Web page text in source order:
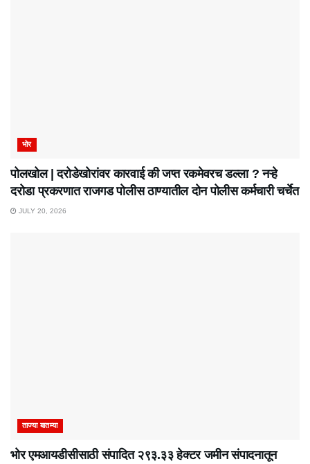
भोर
पोलखोल | दरोडेखोरांवर कारवाई की जप्त रकमेवरच डल्ला ? नऱ्हे
दरोडा प्रकरणात राजगड पोलीस ठाण्यातील दोन पोलीस कर्मचारी चर्चेत
JULY 20, 2026
ताज्या बातम्या
भोर एमआयडीसीसाठी संपादित २९३.३३ हेक्टर जमीन संपादनातून